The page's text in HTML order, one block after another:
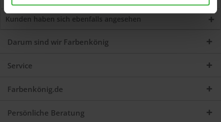
Kunden haben sich ebenfalls angesehen
Darum sind wir Farbenkönig
Service
Farbenkönig.de
Persönliche Beratung